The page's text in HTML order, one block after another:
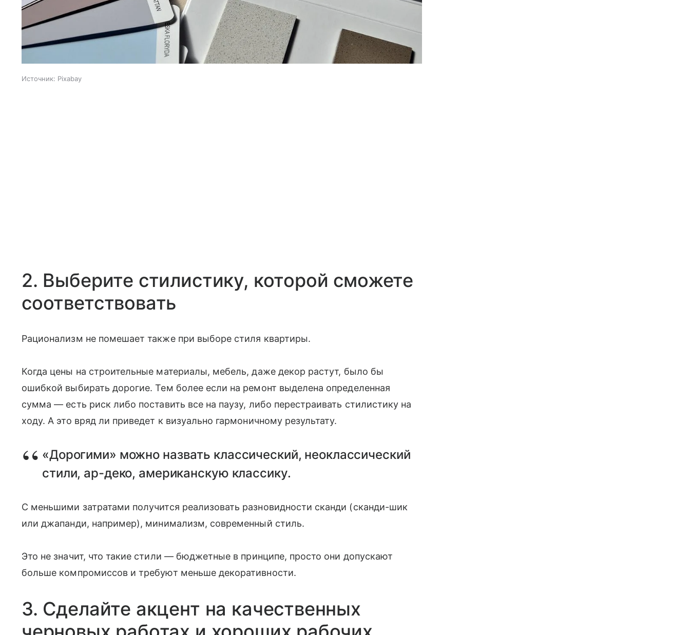
Источник: Pixabay
2. Выберите стилистику, которой сможете
соответствовать
Рационализм не помешает также при выборе стиля квартиры.
Когда цены на строительные материалы, мебель, даже декор растут, было бы
ошибкой выбирать дорогие. Тем более если на ремонт выделена определенная
сумма — есть риск либо поставить все на паузу, либо перестраивать стилистику на
ходу. А это вряд ли приведет к визуально гармоничному результату.
«Дорогими» можно назвать классический, неоклассический
стили, ар-деко, американскую классику.
С меньшими затратами получится реализовать разновидности сканди (сканди-шик
или джапанди, например), минимализм, современный стиль.
Это не значит, что такие стили — бюджетные в принципе, просто они допускают
больше компромиссов и требуют меньше декоративности.
3. Сделайте акцент на качественных